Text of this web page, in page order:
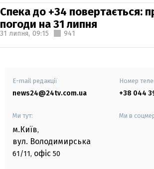
Спека до +34 повертається:
погоди на 31 липня
31 липня, 09:15 941
E-mail редакції
news24@24tv.com.ua
Номер
+38 044
Ми тут:
м.Київ,
вул. Володимирська
61/11, офіс 50
Ми в